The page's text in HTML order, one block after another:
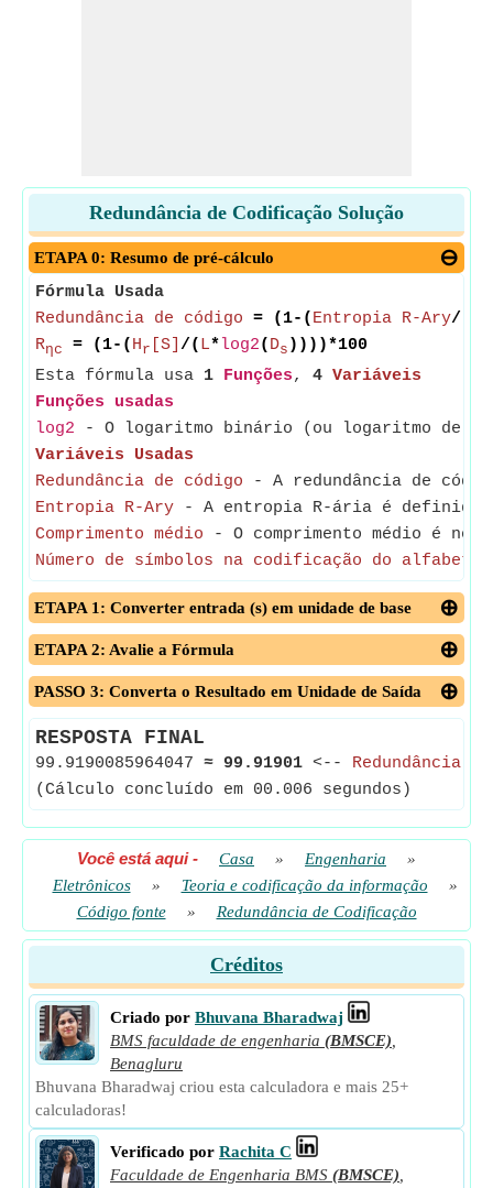
Redundância de Codificação Solução
ETAPA 0: Resumo de pré-cálculo
Fórmula Usada
Redundância de código = (1-( Entropia R-Ary/(
Rηc = (1-( Hr [S] /( L*log2( Ds ))))*100
Esta fórmula usa 1 Funções, 4 Variáveis
Funções usadas
log2 - O logaritmo binário (ou logaritmo de
Variáveis Usadas
Redundância de código - A redundância de
Entropia R-Ary - A entropia R-ária é definida
Comprimento médio - O comprimento médio é
Número de símbolos na codificação do alfabeto
ETAPA 1: Converter entrada (s) em unidade de base
ETAPA 2: Avalie a Fórmula
PASSO 3: Converta o Resultado em Unidade de Saída
RESPOSTA FINAL
99.9190085964047 ≈ 99.91901 <-- Redundância
(Cálculo concluído em 00.006 segundos)
Você está aqui- Casa » Engenharia
»
Eletrônicos
» Teoria e codificação da informação
»
Código fonte
» Redundância de Codificação
Créditos
Criado por Bhuvana Bharadwaj
BMS faculdade de engenharia (BMSCE)
Benagluru
Bhuvana Bharadwaj criou esta calculadora e mais 25+
calculadoras!
Verificado por Rachita C
Faculdade de Engenharia BMS (BMSCE)